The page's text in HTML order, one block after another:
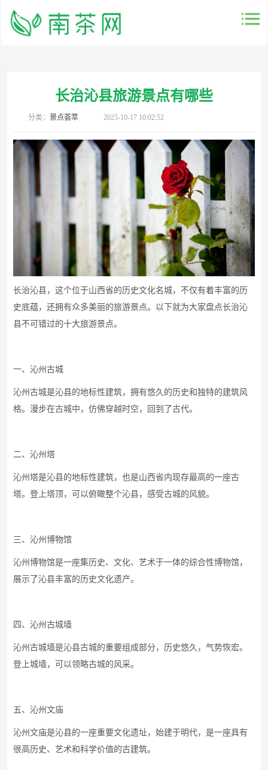
长治沁县旅游景点有哪些
分类： 景点荟萃 2025-10-17 10:02:52
长治沁县，这个位于山西省的历史文化名城，不仅有着丰富的历
史底蕴，还拥有众多美丽的旅游景点。以下就为大家盘点长治沁
县不可错过的十大旅游景点。
一、沁州古城
沁州古城是沁县的地标性建筑，拥有悠久的历史和独特的建筑风
格。漫步在古城中，仿佛穿越时空，回到了古代。
二、沁州塔
沁州塔是沁县的地标性建筑，也是山西省内现存最高的一座古
塔。登上塔顶，可以俯瞰整个沁县，感受古城的风貌。
三、沁州博物馆
沁州博物馆是一座集历史、文化、艺术于一体的综合性博物馆，
展示了沁县丰富的历史文化遗产。
四、沁州古城墙
沁州古城墙是沁县古城的重要组成部分，历史悠久，气势恢宏。
登上城墙，可以领略古城的风采。
五、沁州文庙
沁州文庙是沁县的一座重要文化遗址，始建于明代，是一座具有
很高历史、艺术和科学价值的古建筑。